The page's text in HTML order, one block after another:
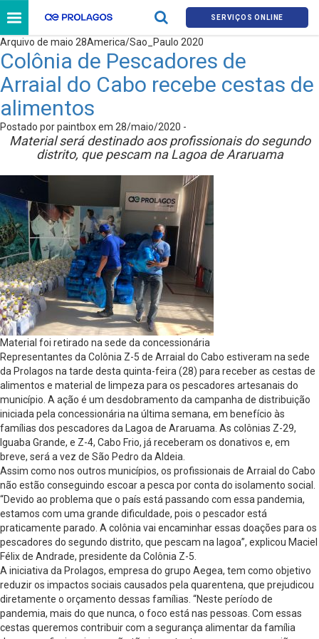
SERVIÇOS ONLINE
Arquivo de maio 28America/Sao_Paulo 2020
Colônia de Pescadores de
Arraial do Cabo recebe cestas de
alimentos
Postado por paintbox em 28/maio/2020 -
Material será destinado aos profissionais dosegundo
distrito, que pescam na Lagoa de Araruama
Material foi retirado na sede da concessionária
Representantes da Colônia Z-5 de Arraial do Cabo estiveram na sede
da Prolagos na tarde desta quinta-feira (28) para receber as cestas de
alimentos e material de limpeza para os pescadores artesanais do
município. A ação é um desdobramento da campanha de distribuição
iniciada pela concessionária na última semana, em benefício às
famílias dos pescadores da Lagoa de Araruama. As colônias Z-29,
Iguaba Grande, e Z-4, Cabo Frio, já receberam os donativos e, em
breve, será a vez de São Pedro da Aldeia.
Assim como nos outros municípios, os profissionais de Arraial do Cabo
não estão conseguindo escoar a pesca por conta do isolamento social.
“Devido ao problema que o país está passando com essa pandemia,
estamos com uma grande dificuldade, pois o pescador está
praticamente parado. A colônia vai encaminhar essas doações para os
pescadores do segundo distrito, que pescam na lagoa”, explicou Maciel
Félix de Andrade, presidente da Colônia Z-5.
A iniciativa da Prolagos, empresa do grupo Aegea, tem como objetivo
reduzir os impactos sociais causados pela quarentena, que prejudicou
diretamente o orçamento dessas famílias. “Neste período de
pandemia, mais do que nunca, o foco está nas pessoas. Com essas
cestas queremos contribuir com a segurança alimentar da família